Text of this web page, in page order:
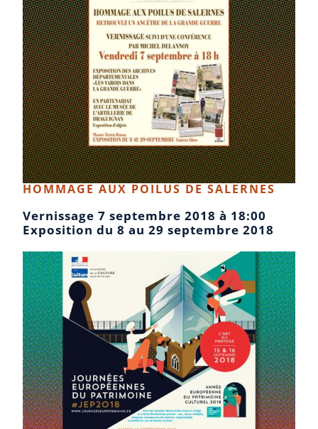
HOMMAGE AUX POILUS DE SALERNES
Vernissage 7 septembre 2018 à 18:00
Exposition du 8 au 29 septembre 2018